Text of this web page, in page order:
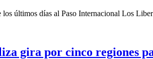
últimos días al Paso Internacional Los
gira por cinco regiones